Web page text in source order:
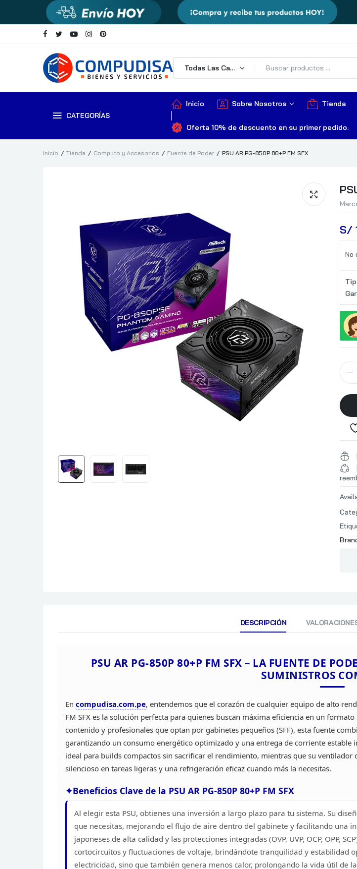
Todas Las Categorías
CATEGORÍAS
Inicio Sobre Nosotros Tienda
Oferta 10% de descuento en su primer pedido.
Inicio Tienda Computo y Accesorios Fuente de Poder PSU AR PG-850P 80+P FM SFX
S/
No
DESCRIPCIÓN
PSU AR PG-850P 80+P FM SFX – LAFUENTE DE
SUMINISTROS
En compudisa.com.pe, entendemos que el corazón de cualquier equipo de alto
FM SFX es la solución perfecta para quienes buscan máxima eficiencia en un formato
contenido y profesionales que optan por gabinetes pequeños (SFF), esta fuente
garantizando un consumo energético optimizado y una entrega de corriente estable
ideal para builds compactos sin sacrificar el rendimiento, mientras que su ventilador
silencioso en tareas ligeras y una refrigeración eficaz cuando más la necesitas.
Beneficios Clave de la PSU AR PG-850P 80+P FM SFX
Al elegir esta PSU, obtienes una inversión a largo plazo para tu sistema. Su
que necesitas, mejorando el flujo de aire dentro del gabinete y facilitando una
japoneses de alta calidad y las protecciones integradas (OVP, UVP, OCP, OPP,
cortocircuitos y fluctuaciones de voltaje, brindándote tranquilidad y estabilidad
electricidad, sino que también genera menos calor, prolongando la vida útil de